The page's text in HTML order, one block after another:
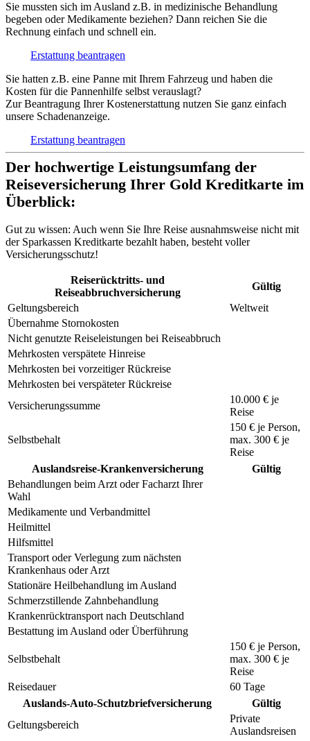
Sie mussten sich im Ausland z.B. in medizinische Behandlung
begeben oder Medikamente beziehen? Dann reichen Sie die
Rechnung einfach und schnell ein.
Erstattung beantragen
Sie hatten z.B. eine Panne mit Ihrem Fahrzeug und haben die
Kosten für die Pannenhilfe selbst verauslagt?
Zur Beantragung Ihrer Kostenerstattung nutzen Sie ganz einfach
unsere Schadenanzeige.
Erstattung beantragen
Der hochwertige Leistungsumfang der
Reiseversicherung Ihrer Gold Kreditkarte im
Überblick:
Gut zu wissen: Auch wenn Sie Ihre Reise ausnahmsweise nicht mit
der Sparkassen Kreditkarte bezahlt haben, besteht voller
Versicherungsschutz!
Reiserücktritts- und
Reiseabbruchversicherung
Gültig
Geltungsbereich
Weltweit
Übernahme Stornokosten
Nicht genutzte Reiseleistungen bei Reiseabbruch
Mehrkosten verspätete Hinreise
Mehrkosten bei vorzeitiger Rückreise
Mehrkosten bei verspäteter Rückreise
Versicherungssumme
10.000 € je
Reise
Selbstbehalt
150 € je Person,
max. 300 € je
Reise
Auslandsreise-Krankenversicherung
Gültig
Behandlungen beim Arzt oder Facharzt Ihrer
Wahl
Medikamente und Verbandmittel
Heilmittel
Hilfsmittel
Transport oder Verlegung zum nächsten
Krankenhaus oder Arzt
Stationäre Heilbehandlung im Ausland
Schmerzstillende Zahnbehandlung
Krankenrücktransport nach Deutschland
Bestattung im Ausland oder Überführung
Selbstbehalt
150 € je Person,
max. 300 € je
Reise
Reisedauer
60 Tage
Auslands-Auto-Schutzbriefversicherung
Gültig
Geltungsbereich
Private
Auslandsreisen